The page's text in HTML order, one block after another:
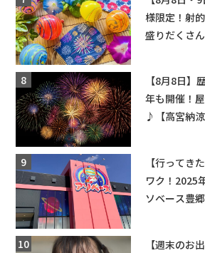
様限定！射
盛りだくさ
【8月8日】
年も開催！
♪【高宮納涼
【行ってき
ワク！2025
ソベース豊
【週末のお